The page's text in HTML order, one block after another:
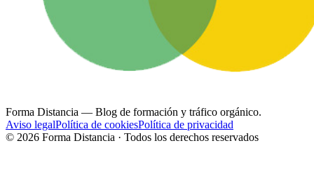
Forma Distancia — Blog de formación y tráfico orgánico.
Aviso legalPolítica de cookiesPolítica de privacidad
© 2026 Forma Distancia · Todos los derechos reservados